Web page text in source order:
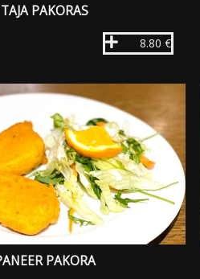
TAJA PAKORAS
8.80 €
PAKORA